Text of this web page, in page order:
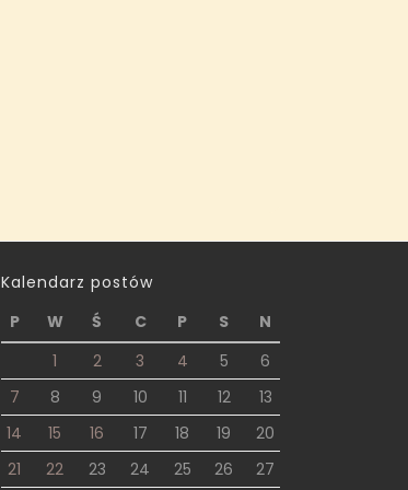
Kalendarz postów
P
W Ś C P S
N
1
2 3 4 5
6
7
8 9 10 11 12
13
14
15 16 17 18 19
20
21
22 23 24 25 26 27